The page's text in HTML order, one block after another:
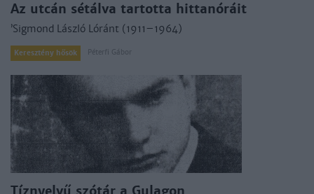
Az utcán sétálva tartotta hittanóráit
’Sigmond László Lóránt (1911–1964)
Keresztény hősök Péterfi Gábor